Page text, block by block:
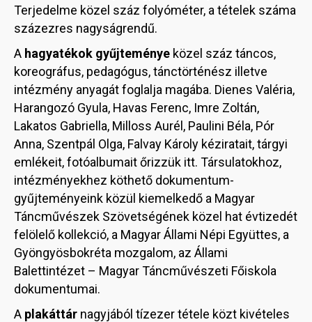
Terjedelme közel száz folyóméter, a tételek száma
százezres nagyságrendű.
A hagyatékok gyűjteménye közel száz táncos,
koreográfus, pedagógus, tánctörténész illetve
intézmény anyagát foglalja magába. Dienes Valéria,
Harangozó Gyula, Havas Ferenc, Imre Zoltán,
Lakatos Gabriella, Milloss Aurél, Paulini Béla, Pór
Anna, Szentpál Olga, Falvay Károly kéziratait, tárgyi
emlékeit, fotóalbumait őrizzük itt. Társulatokhoz,
intézményekhez köthető dokumentum-
gyűjteményeink közül kiemelkedő a Magyar
Táncművészek Szövetségének közel hat évtizedét
felölelő kollekció, a Magyar Állami Népi Együttes, a
Gyöngyösbokréta mozgalom, az Állami
Balettintézet – Magyar Táncművészeti Főiskola
dokumentumai.
A plakáttár nagyjából tízezer tétele közt kivételes